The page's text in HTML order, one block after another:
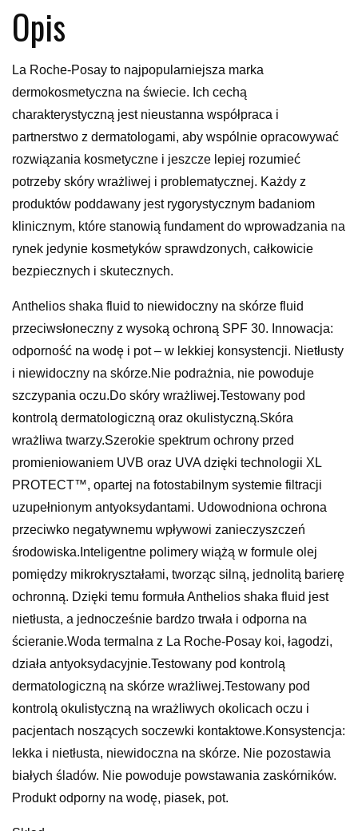
Opis
La Roche-Posay to najpopularniejsza marka
dermokosmetyczna na świecie. Ich cechą
charakterystyczną jest nieustanna współpraca i
partnerstwo z dermatologami, aby wspólnie opracowywać
rozwiązania kosmetyczne i jeszcze lepiej rozumieć
potrzeby skóry wrażliwej i problematycznej. Każdy z
produktów poddawany jest rygorystycznym badaniom
klinicznym, które stanowią fundament do wprowadzania na
rynek jedynie kosmetyków sprawdzonych, całkowicie
bezpiecznych i skutecznych.
Anthelios shaka fluid to niewidoczny na skórze fluid
przeciwsłoneczny z wysoką ochroną SPF 30. Innowacja:
odporność na wodę i pot – w lekkiej konsystencji. Nietłusty
i niewidoczny na skórze.Nie podrażnia, nie powoduje
szczypania oczu.Do skóry wrażliwej.Testowany pod
kontrolą dermatologiczną oraz okulistyczną.Skóra
wrażliwa twarzy.Szerokie spektrum ochrony przed
promieniowaniem UVB oraz UVA dzięki technologii XL
PROTECT™, opartej na fotostabilnym systemie filtracji
uzupełnionym antyoksydantami. Udowodniona ochrona
przeciwko negatywnemu wpływowi zanieczyszczeń
środowiska.Inteligentne polimery wiążą w formule olej
pomiędzy mikrokryształami, tworząc silną, jednolitą barierę
ochronną. Dzięki temu formuła Anthelios shaka fluid jest
nietłusta, a jednocześnie bardzo trwała i odporna na
ścieranie.Woda termalna z La Roche-Posay koi, łagodzi,
działa antyoksydacyjnie.Testowany pod kontrolą
dermatologiczną na skórze wrażliwej.Testowany pod
kontrolą okulistyczną na wrażliwych okolicach oczu i
pacjentach noszących soczewki kontaktowe.Konsystencja:
lekka i nietłusta, niewidoczna na skórze. Nie pozostawia
białych śladów. Nie powoduje powstawania zaskórników.
Produkt odporny na wodę, piasek, pot.